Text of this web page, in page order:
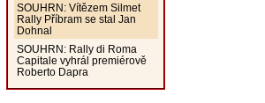
SOUHRN: Vítězem Silmet
Rally Příbram se stal Jan
Dohnal
SOUHRN: Rally di Roma
Capitale vyhrál premiérově
Roberto Dapra